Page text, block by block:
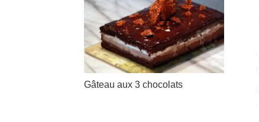
Gâteau aux 3 chocolats